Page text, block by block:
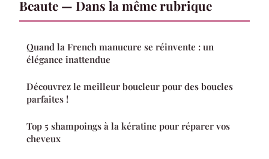
Beaute — Dans la même rubrique
Quand la French manucure se réinvente : un
élégance inattendue
Découvrez le meilleur boucleur pour des boucles
parfaites !
Top 5 shampoings à la kératine pour réparer vos
cheveux